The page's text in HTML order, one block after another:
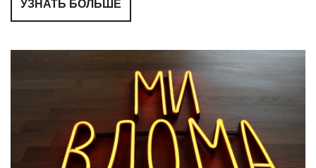
УЗНАТЬ БОЛЬШЕ